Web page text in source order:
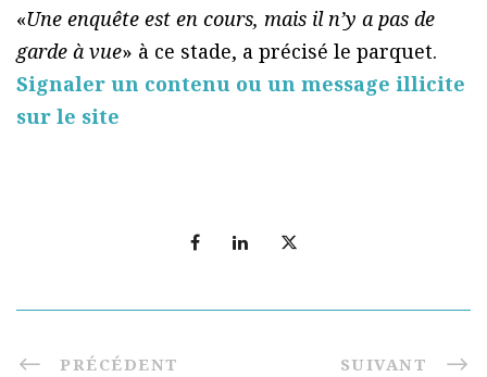
«Une enquête est en cours, mais il n’y a pas de
garde à vue» à ce stade, a précisé le parquet.
Signaler un contenu ou un message illicite
sur le site
PRÉCÉDENT SUIVANT